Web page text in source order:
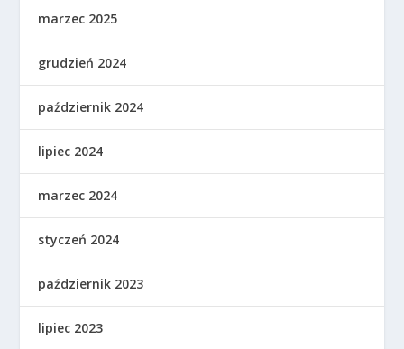
marzec 2025
grudzień 2024
październik 2024
lipiec 2024
marzec 2024
styczeń 2024
październik 2023
lipiec 2023